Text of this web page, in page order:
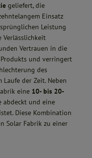
geliefert, die
Einsatz
Leistung
Verlässlichkeit
Vertrauen in die
und verringert
des
der Zeit. Neben
eine 10- bis 20-
abdeckt und eine
Diese Kombination
Solar Fabrik zu einer